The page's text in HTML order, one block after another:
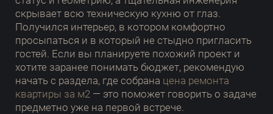
скрывает всю техническую кухню от глаз.
Получился интерьер, в котором комфортно
просыпаться и в который не стыдно пригласить
гостей. Если вы планируете похожий проект и
хотите заранее понимать бюджет, рекомендую
начать с раздела, где собрана цена ремонта
квартиры за м2 — это поможет говорить о задаче
предметно уже на первой встрече.